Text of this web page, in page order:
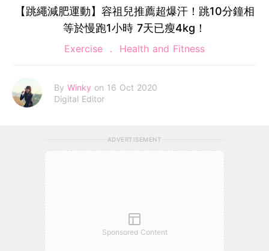
【跳繩減肥運動】容祖兒推薦超爆汗！跳10分鐘相
等於慢跑1小時 7天已瘦4kg！
Exercise Health and Fitness
By Winky on 16 Oct 2020
Digital Editor
ADVERTISEMENT
Sponsored Content